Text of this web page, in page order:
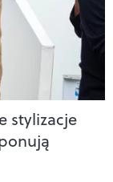
stylizacje